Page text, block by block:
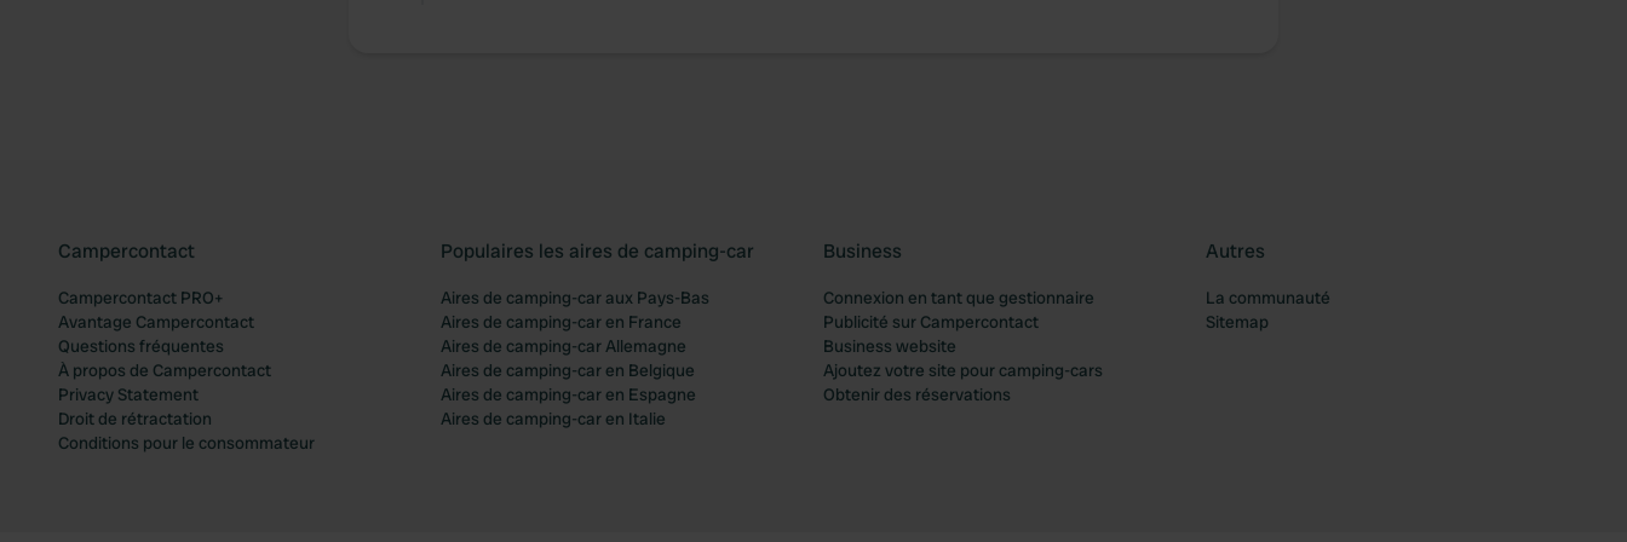
Campercontact
Campercontact PRO+
Avantage Campercontact
Questions fréquentes
À propos de Campercontact
Privacy Statement
Droit de rétractation
Conditions pour le consommateur
Populaires les aires de camping-car
Aires de camping-car aux Pays-Bas
Aires de camping-car en France
Aires de camping-car Allemagne
Aires de camping-car en Belgique
Aires de camping-car en Espagne
Aires de camping-car en Italie
Business
Connexion en tant que gestionnaire
Publicité sur Campercontact
Business website
Ajoutez votre site pour camping-cars
Obtenir des réservations
Autres
La communauté
Sitemap